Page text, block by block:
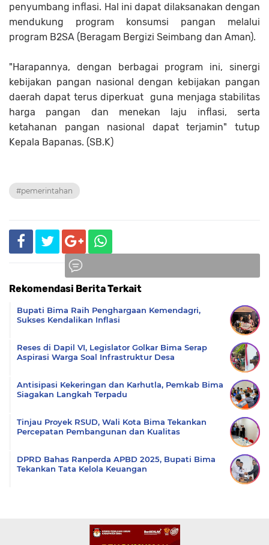
penyumbang inflasi. Hal ini dapat dilaksanakan dengan
mendukung program konsumsi pangan melalui
program B2SA (Beragam Bergizi Seimbang dan Aman).
"Harapannya, dengan berbagai program ini, sinergi
kebijakan pangan nasional dengan kebijakan pangan
daerah dapat terus diperkuat guna menjaga stabilitas
harga pangan dan menekan laju inflasi, serta
ketahanan pangan nasional dapat terjamin" tutup
Kepala Bapanas. (SB.K)
#pemerintahan
Rekomendasi Berita Terkait
Bupati Bima Raih Penghargaan Kemendagri,
Sukses Kendalikan Inflasi
Reses di Dapil VI, Legislator Golkar Bima Serap
Aspirasi Warga Soal Infrastruktur Desa
Antisipasi Kekeringan dan Karhutla, Pemkab Bima
Siagakan Langkah Terpadu
Tinjau Proyek RSUD, Wali Kota Bima Tekankan
Percepatan Pembangunan dan Kualitas
DPRD Bahas Ranperda APBD 2025, Bupati Bima
Tekankan Tata Kelola Keuangan